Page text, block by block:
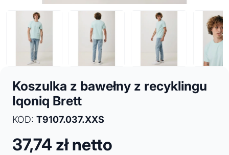
Koszulka z bawełny z recyklingu
Iqoniq Brett
KOD: T9107.037.XXS
37,74 zł netto